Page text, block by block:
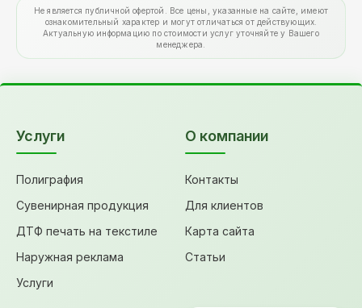
Не является публичной офертой. Все цены, указанные на сайте, имеют
ознакомительный характер и могут отличаться от действующих.
Актуальную информацию по стоимости услуг уточняйте у Вашего
менеджера.
Услуги
Полиграфия
Сувенирная продукция
ДТФ печать на текстиле
Наружная реклама
Услуги
О компании
Контакты
Для клиентов
Карта сайта
Статьи